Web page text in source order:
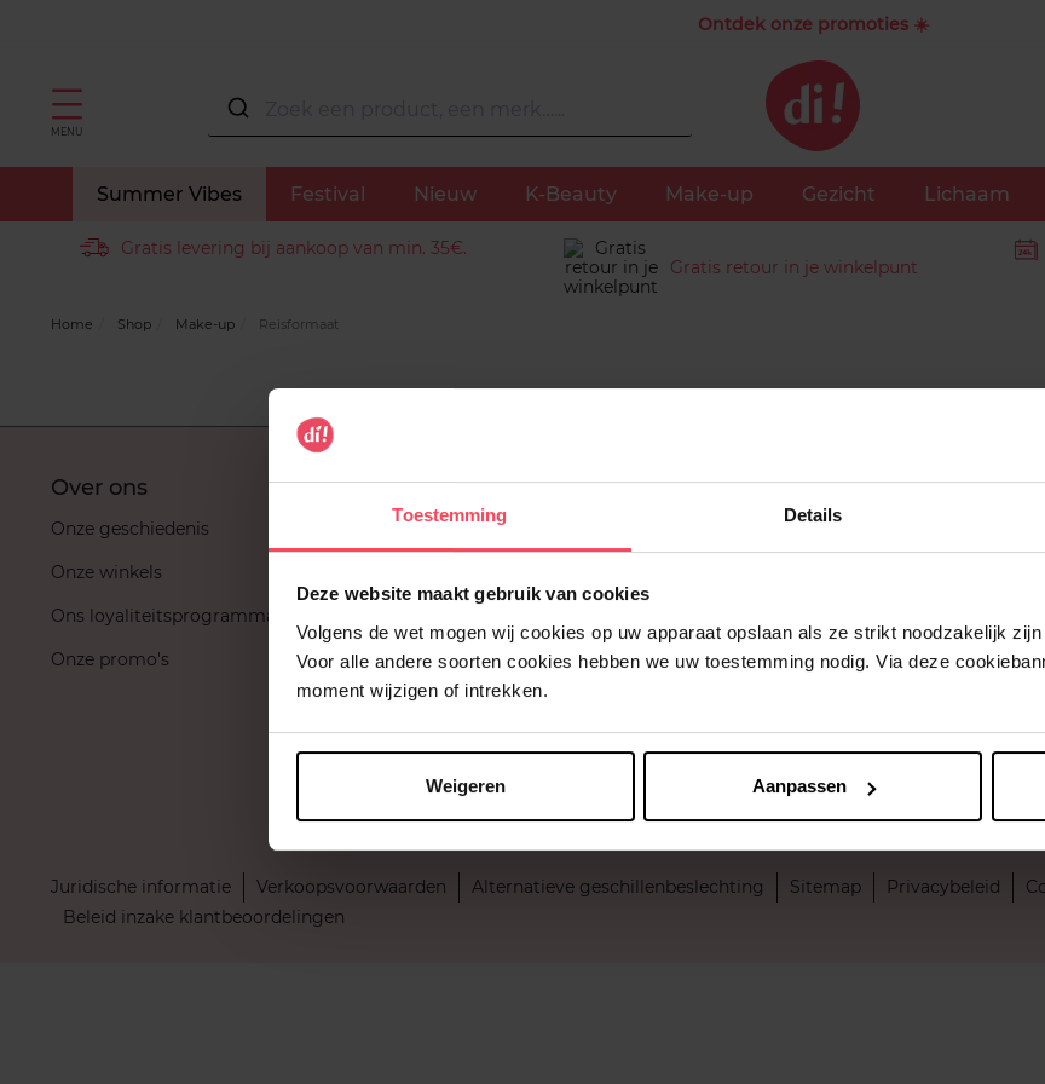
Toestemming Details
Deze website maakt gebruik van cookies
Volgens de wet mogen wij cookies op uw apparaat opslaan als ze strikt noodzakelijk
Voor alle andere soorten cookies hebben we uw toestemming nodig. Via deze
moment wijzigen of intrekken.
Weigeren Aanpassen
Ontdek onze promoties ☀️
MENU
Summer Vibes Festival Nieuw K-Beauty Make-up Gezicht Lichaam
Gratis levering bij aankoop van min. 35€.
Gratis retour in je winkelpunt
Home Shop Make-up Reisformaat
Over ons
Onze geschiedenis
Onze winkels
Ons loyaliteitsprogramma
Onze promo's
Klantendienst
Mijn betaling
Promotie
Blog
FAQ
Gratis levering
Contact
Klantenservice
Juridische informatie Verkoopsvoorwaarden Alternatieve geschillenbeslechting Sitemap Privacybeleid
Beleid inzake klantbeoordelingen